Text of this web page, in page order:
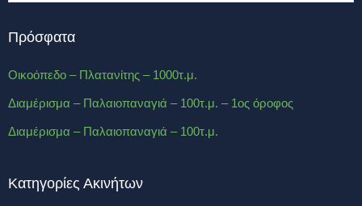
Πρόσφατα
Οικοόπεδο – Πλατανίτης – 1000τ.μ.
Διαμέρισμα – Παλαιοπαναγιά – 100τ.μ. – 1ος όροφος
Διαμέρισμα – Παλαιοπαναγιά – 100τ.μ.
Κατηγορίες Ακινήτων